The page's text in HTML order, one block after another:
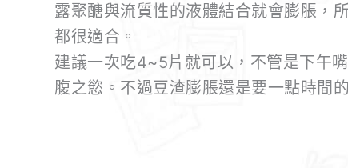
露聚醣與流質性的液體結合就會膨脹，
都很適合。
建議一次吃4~5片就可以，不管是下午
腹之慾。不過豆渣膨脹還是要一點時間